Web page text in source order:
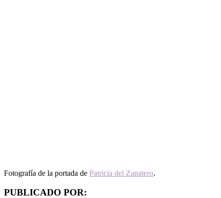
Fotografía de la portada de Patricia del Zapatero.
PUBLICADO POR: